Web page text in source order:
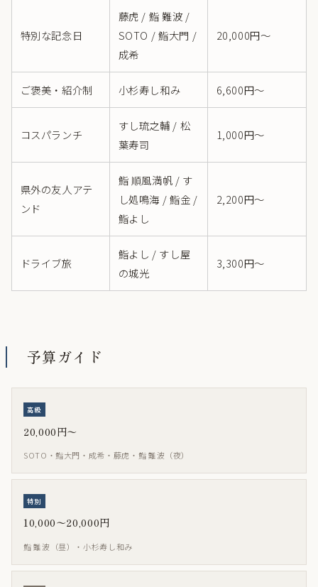
特別な記念日
藤虎 / 鮨 難波 /
SOTO / 鮨大門 /
成希
20,000円〜
ご褒美・紹介制 小杉寿し和み 6,600円〜
コスパランチ
すし琉之輔 / 松
葉寿司
1,000円〜
県外の友人アテ
ンド
鮨 順風満帆 / す
し処鳴海 / 鮨金 /
鮨よし
2,200円〜
ドライブ旅
鮨よし / すし屋
の城光
3,300円〜
予算ガイド
高級
20,000円〜
SOTO・鮨大門・成希・藤虎・鮨 難波（夜）
特別
10,000〜20,000円
鮨 難波（昼）・小杉寿し和み